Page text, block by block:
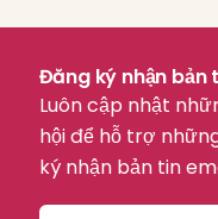
Đăng ký nhận bản
Luôn cập nhật
hội để hỗ trợ
ký nhận bản tin